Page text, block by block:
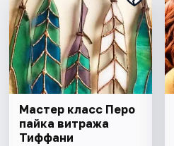
Мастер класс Перо
пайка витража
Тиффани